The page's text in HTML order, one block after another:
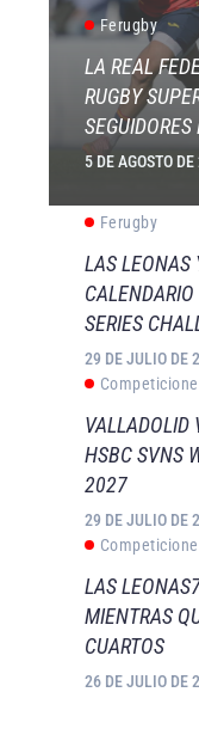
Ferugby
LA REAL
RUGBY
5 DE AGOSTO
Ferugby
LAS LEONAS
SERIES
29 DE JULIO DE
VALLADOLID
HSBC SVNS
2027
29 DE JULIO DE
LAS
MIENTRAS
CUARTOS
26 DE JULIO DE